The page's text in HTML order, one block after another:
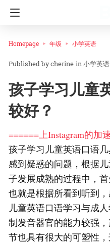
Homepage 年级 小学英语
cherine in小学英语
孩子学习儿童
较好？
======上Instagram的加
孩子学习儿童英语口语
感到疑惑的问题，根据
子发展成熟的过程中，首
也就是根据所看到听到
儿童英语口语学习与成
制发音器官的能力较强
节也具有很大的可塑性